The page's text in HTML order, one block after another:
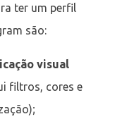
ter um perfil
são:
visual
filtros, cores e